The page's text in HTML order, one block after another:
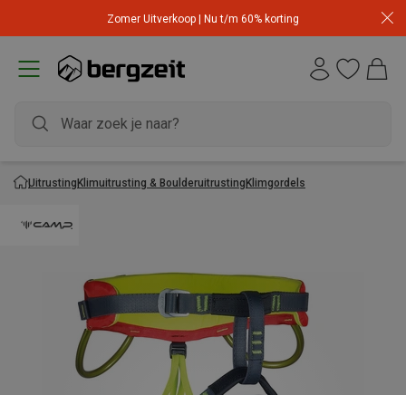
Zomer Uitverkoop | Nu t/m 60% korting
UitrustingKlimuitrusting & BoulderuitrustingKlimgordels